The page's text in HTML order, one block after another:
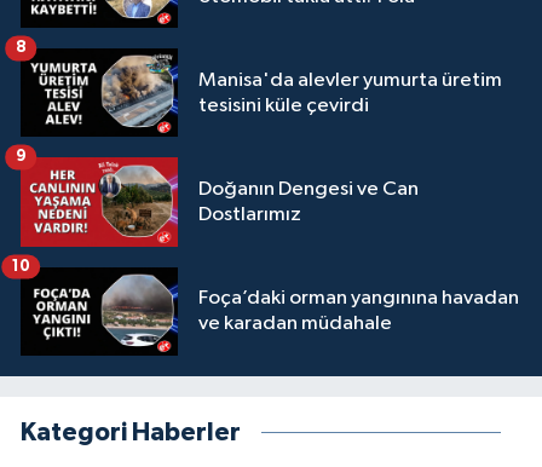
Manisa'da alevler yumurta üretim
tesisini küle çevirdi
8
Doğanın Dengesi ve Can
Dostlarımız
9
Foça’daki orman yangınına havadan
ve karadan müdahale
10
Kategori Haberler